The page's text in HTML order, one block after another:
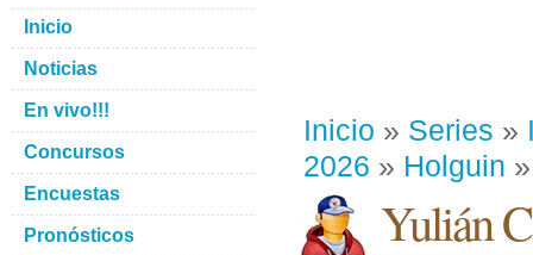
Inicio » Series »
2026 » Holguin
Yulián
Inicio
Noticias
En vivo!!!
Concursos
Encuestas
Pronósticos